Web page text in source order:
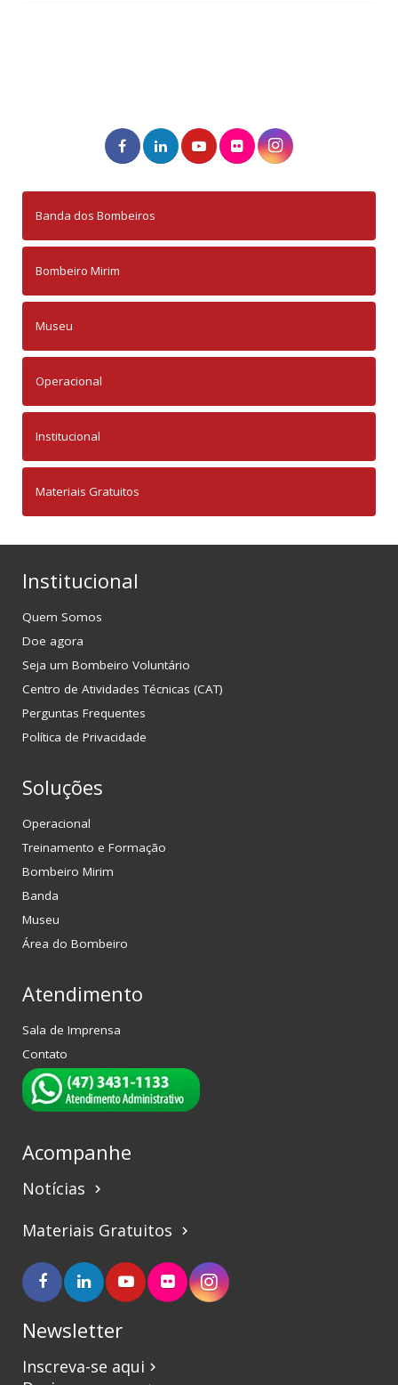
Banda dos Bombeiros
Bombeiro Mirim
Museu
Operacional
Institucional
Materiais Gratuitos
Institucional
Quem Somos
Doe agora
Seja um Bombeiro Voluntário
Centro de Atividades Técnicas (CAT)
Perguntas Frequentes
Política de Privacidade
Soluções
Operacional
Treinamento e Formação
Bombeiro Mirim
Banda
Museu
Área do Bombeiro
Atendimento
Sala de Imprensa
Contato
Acompanhe
Notícias keyboard_arrow_right
Materiais Gratuitos keyboard_arrow_right
Newsletter
Inscreva-se aqui keyboard_arrow_right